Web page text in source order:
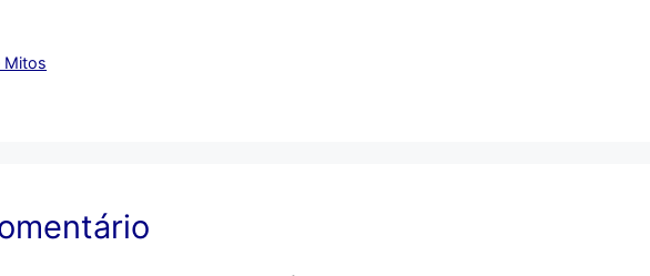
Mitos